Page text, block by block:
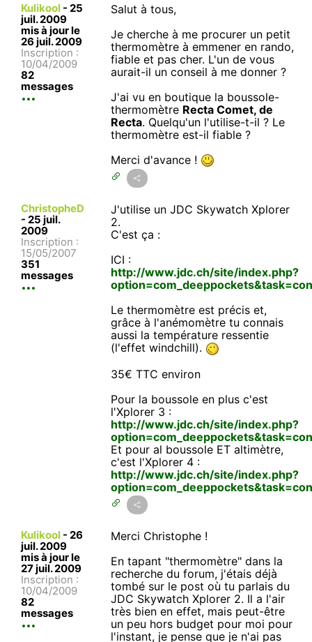
Kulikool - 25
juil. 2009
mis à jour le
26 juil. 2009
Inscription :
10/04/2009
82
messages
Salut à tous,
Je cherche à me procurer un petit
thermomètre à emmener en rando,
fiable et pas cher. L'un de vous
aurait-il un conseil à me donner ?
J'ai vu en boutique la boussole-
thermomètre Recta Comet, de
Recta. Quelqu'un l'utilise-t-il ? Le
thermomètre est-il fiable ?
Merci d'avance !
ChristopheD
- 25 juil.
2009
Inscription :
15/05/2007
351
messages
J'utilise un JDC Skywatch Xplorer
2.
C'est ça :
ICI :
http://www.jdc.ch/site/index.php?
Le thermomètre est précis et,
grâce à l'anémomètre tu connais
aussi la température ressentie
(l'effet windchill).
35€ TTC environ
Pour la boussole en plus c'est
l'Xplorer 3 :
http://www.jdc.ch/site/index.php?
Et pour al boussole ET altimètre,
c'est l'Xplorer 4 :
http://www.jdc.ch/site/index.php?
Kulikool - 26
juil. 2009
mis à jour le
27 juil. 2009
Inscription :
10/04/2009
82
messages
Merci Christophe !
En tapant "thermomètre" dans la
recherche du forum, j'étais déjà
tombé sur le post où tu parlais du
JDC Skywatch Xplorer 2. Il a l'air
très bien en effet, mais peut-être
un peu hors budget pour moi pour
l'instant, je pense que je n'ai pas